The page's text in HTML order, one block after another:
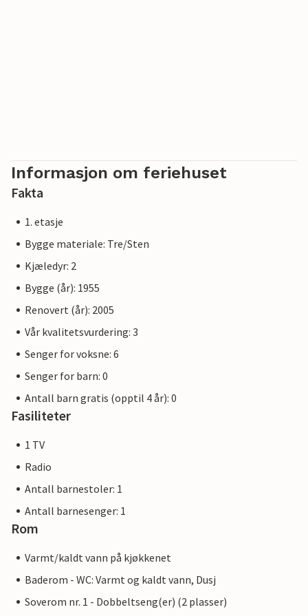
Informasjon om feriehuset
Fakta
1. etasje
Bygge materiale: Tre/Sten
Kjæledyr: 2
Bygge (år): 1955
Renovert (år): 2005
Vår kvalitetsvurdering: 3
Senger for voksne: 6
Senger for barn: 0
Antall barn gratis (opptil 4 år): 0
Fasiliteter
1 TV
Radio
Antall barnestoler: 1
Antall barnesenger: 1
Rom
Varmt/kaldt vann på kjøkkenet
Baderom - WC: Varmt og kaldt vann, Dusj
Soverom nr. 1 - Dobbeltseng(er) (2 plasser)